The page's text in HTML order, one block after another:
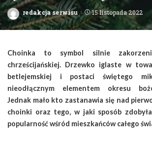
Posted
by
redakcja serwisu 15 listopada 2022
Choinka to symbol silnie
chrześcijańskiej. Drzewko iglaste w
betlejemskiej i postaci świętego
nieodłącznym elementem okresu
Jednak mało kto zastanawia się nad
choinki oraz tego, w jaki sposób
popularność wśród mieszkańców całego